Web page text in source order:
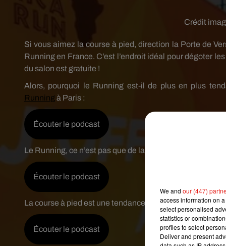
Crédit
Si vous aimez la course à pied, direction la Porte de
Running en France. C’est l’endroit idéal pour dégoter
du salon est gratuite !
Alors, pourquoi le Running est-il de plus en plus
Running à Paris :
Écouter le podcast
Le Running, ce n’est pas que de la course à pied, car il
Écouter le podcast
La course à pied est une tendance de plus en plus à la
Écouter le podcast
We and our (447)
access information on
select personalised
statistics or
profiles to select
Deliver and present